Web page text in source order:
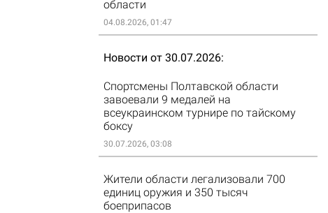
области
04.08.2026, 01:47
Новости от 30.07.2026
Спортсмены Полтавской области
завоевали 9 медалей на
всеукраинском турнире по тайскому
боксу
30.07.2026, 03:08
Жители области легализовали 700
единиц оружия и 350 тысяч
боеприпасов